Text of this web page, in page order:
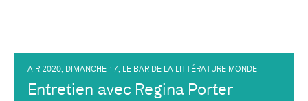
AIR 2020, DIMANCHE 17, LE BAR DE LA LITTÉRATURE MONDE
Entretien avec Regina Porter